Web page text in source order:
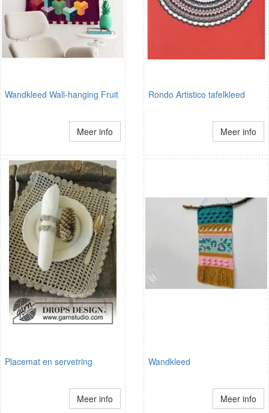
Wandkleed Wall-hanging Fruit
Meer info
Rondo Artistico tafelkleed
Meer info
Placemat en servetring
Meer info
Wandkleed
Meer info